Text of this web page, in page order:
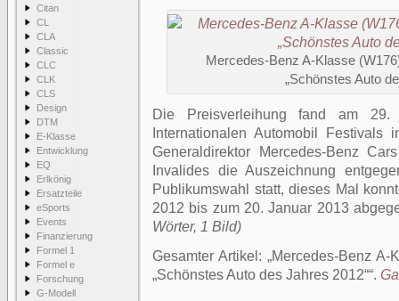
Citan
CL
CLA
Classic
CLC
CLK
CLS
Design
DTM
E-Klasse
Entwicklung
EQ
Erlkönig
Ersatzteile
eSports
Events
Finanzierung
Formel 1
Formel e
Forschung
G-Modell
Mercedes-Benz A-Klasse
„Schönstes Auto
Die Preisverleihung fand am
Internationalen Automobil
Generaldirektor Mercedes-Benz
Invalides die Auszeichnung
Publikumswahl statt, dieses Mal
2012 bis zum 20. Januar 2013
Wörter, 1 Bild)
Gesamter Artikel:
Mercedes-Benz A-
„Schönstes Auto des Jahres 2012“ .